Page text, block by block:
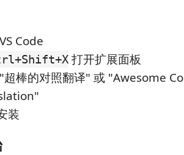
Code
打开扩展面板
超棒的对照翻译" 或 "Awesome
装